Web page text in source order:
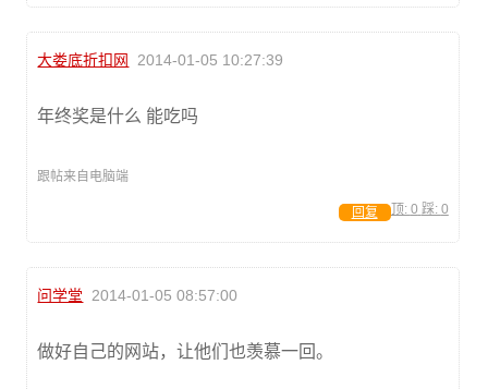
大娄底折扣网 2014-01-05 10:27:39
年终奖是什么 能吃吗
跟帖来自电脑端
顶: 0 踩: 0
回复
问学堂 2014-01-05 08:57:00
做好自己的网站，让他们也羡慕一回。